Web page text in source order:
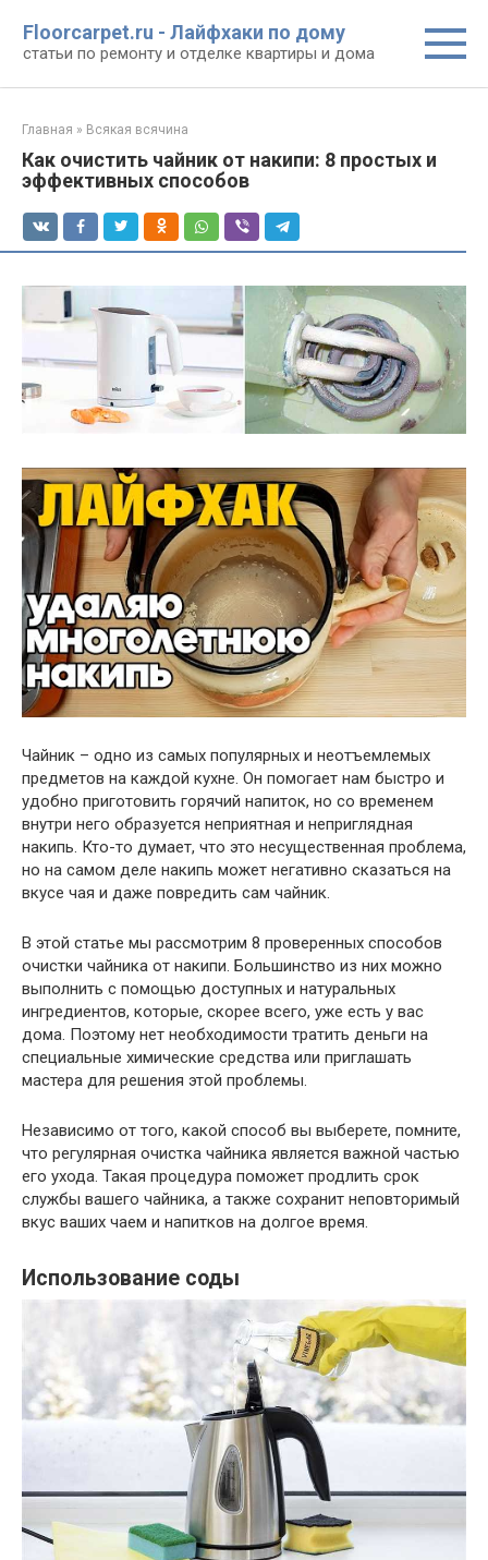
контенту
Floorcarpet.ru - Лайфхаки по дому
статьи по ремонту и отделке квартиры и дома
Главная » Всякая всячина
Как очистить чайник от накипи: 8 простых и
эффективных способов
Чайник – одно из самых популярных и неотъемлемых
предметов на каждой кухне. Он помогает нам быстро и
удобно приготовить горячий напиток, но со временем
внутри него образуется неприятная и неприглядная
накипь. Кто-то думает, что это несущественная проблема,
но на самом деле накипь может негативно сказаться на
вкусе чая и даже повредить сам чайник.
В этой статье мы рассмотрим 8 проверенных способов
очистки чайника от накипи. Большинство из них можно
выполнить с помощью доступных и натуральных
ингредиентов, которые, скорее всего, уже есть у вас
дома. Поэтому нет необходимости тратить деньги на
специальные химические средства или приглашать
мастера для решения этой проблемы.
Независимо от того, какой способ вы выберете, помните,
что регулярная очистка чайника является важной частью
его ухода. Такая процедура поможет продлить срок
службы вашего чайника, а также сохранит неповторимый
вкус ваших чаем и напитков на долгое время.
Использование соды